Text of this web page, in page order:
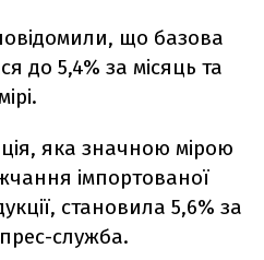
що базова
до 5,4% за місяць та
яка значною мірою
імпортованої
становила 5,6% за
служба.